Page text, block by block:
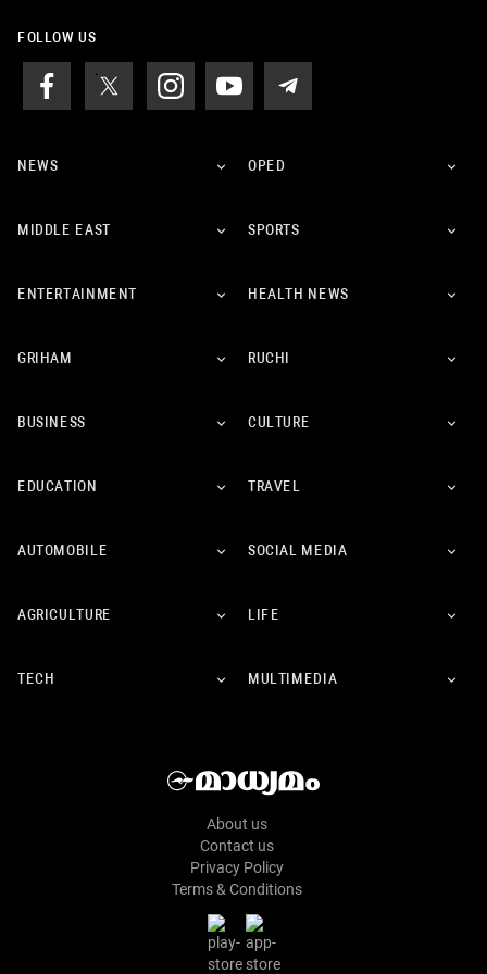
FOLLOW US
NEWS OPED
MIDDLE EAST SPORTS
ENTERTAINMENT HEALTH NEWS
GRIHAM RUCHI
BUSINESS CULTURE
EDUCATION TRAVEL
AUTOMOBILE SOCIAL MEDIA
AGRICULTURE LIFE
TECH MULTIMEDIA
About us
Contact us
Privacy Policy
Terms & Conditions